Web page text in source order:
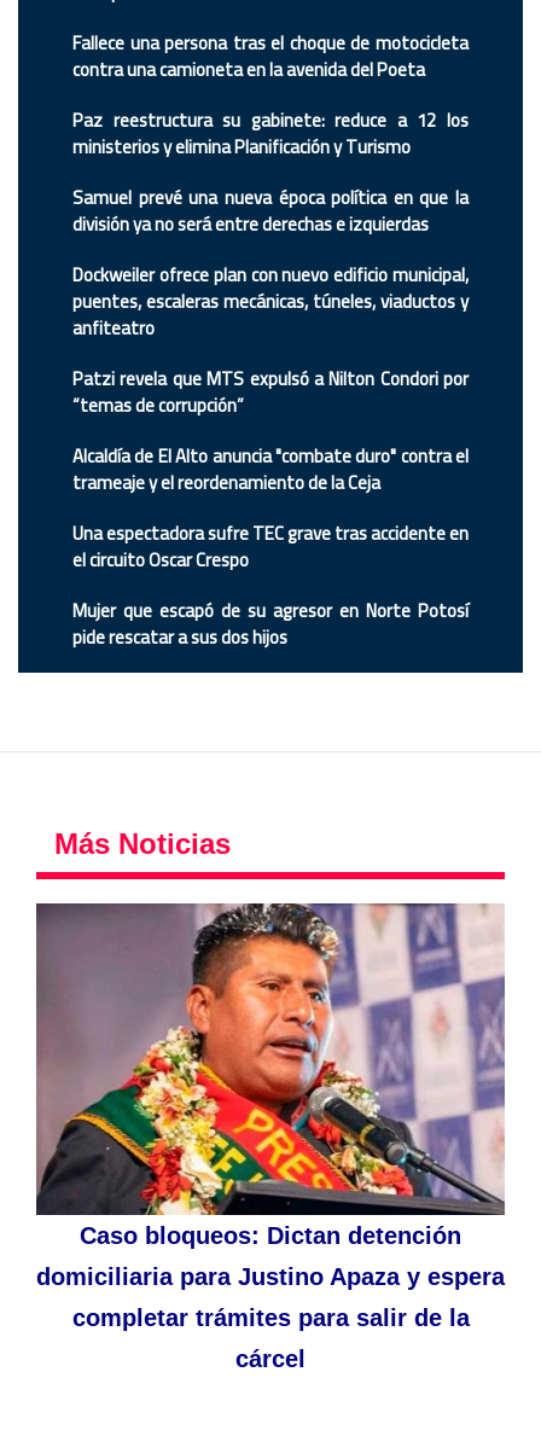
Fallece una persona tras el choque de motocicleta
contra una camioneta en la avenida del Poeta
Paz reestructura su gabinete: reduce a 12 los
ministerios y elimina Planificación y Turismo
Samuel prevé una nueva época política en que la
división ya no será entre derechas e izquierdas
Dockweiler ofrece plan con nuevo edificio municipal,
puentes, escaleras mecánicas, túneles, viaductos y
anfiteatro
Patzi revela que MTS expulsó a Nilton Condori por
“temas de corrupción”
Alcaldía de El Alto anuncia "combate duro" contra el
trameaje y el reordenamiento de la Ceja
Una espectadora sufre TEC grave tras accidente en
el circuito Oscar Crespo
Mujer que escapó de su agresor en Norte Potosí
pide rescatar a sus dos hijos
Más Noticias
Caso bloqueos: Dictan detención
domiciliaria para Justino Apaza y espera
completar trámites para salir de la
cárcel